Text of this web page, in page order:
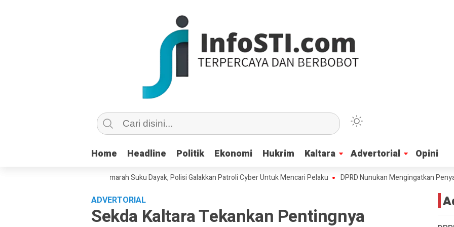
Home Headline Politik Ekonomi Hukrim Kaltara Advertorial Opini
Home Headline Politik Ekonomi Hukrim Kaltara Advertorial Opini
di Medsos Picu Amarah Suku Dayak, Polisi Galakkan Patroli Cyber Untuk Mencari Pelaku DPRD Nunukan Mengingatkan Penyaluran
ADVERTORIAL
Sekda Kaltara Tekankan Pentingnya